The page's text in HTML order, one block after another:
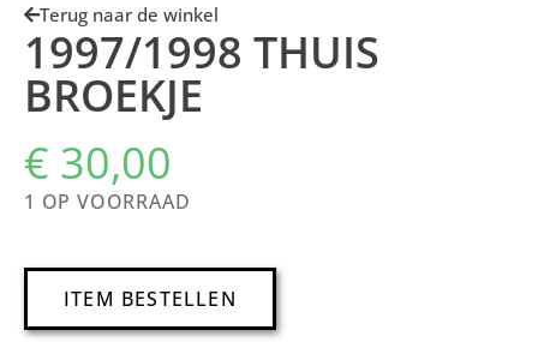
Terug naar de winkel
1997/1998 THUIS
BROEKJE
€ 30,00
1 OP VOORRAAD
ITEM BESTELLEN